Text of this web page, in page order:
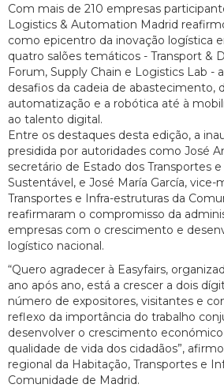
Com mais de 210 empresas
Logistics & Automation Madrid
como epicentro da inovação logística
quatro salões temáticos - Transport &
Forum, Supply Chain e Logistics Lab -
desafios da cadeia de abastecimento,
automatização e a robótica até à
ao talento digital.
Entre os destaques desta edição, a
presidida por autoridades como José
secretário de Estado dos Transportes
Sustentável, e José María García, vice-
Transportes e Infra-estruturas da
reafirmaram o compromisso da
empresas com o crescimento e
logístico nacional.
“Quero agradecer à Easyfairs,
ano após ano, está a crescer a dois
número de expositores, visitantes e
reflexo da importância do trabalho
desenvolver o crescimento
qualidade de vida dos cidadãos”,
regional da Habitação, Transportes e
Comunidade de Madrid.